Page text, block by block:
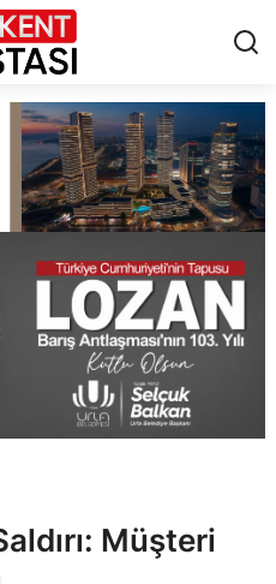
Müşteri